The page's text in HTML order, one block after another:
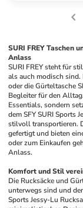
SURI FREY Taschen
Anlass
SURI FREY steht für
als auch modisch sind.
oder die Gürteltasche
Begleiter für den
Essentials, sondern
dem SFY SURI Sports
stilvoll transportieren.
gefertigt und bieten
oder zum Einkaufen
Anlass.
Komfort und Stil
Die Rucksäcke und
unterwegs sind und
Sports Jessy-Lu